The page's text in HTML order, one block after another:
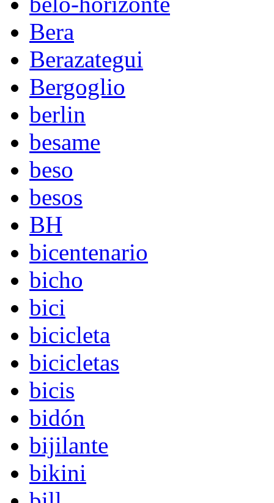
Bera
Berazategui
Bergoglio
berlin
besame
beso
besos
BH
bicentenario
bicho
bici
bicicleta
bicicletas
bicis
bidón
bijilante
bikini